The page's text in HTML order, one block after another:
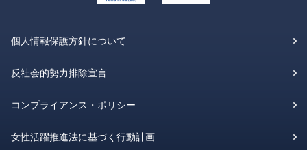
個人情報保護方針について
反社会的勢力排除宣言
コンプライアンス・ポリシー
女性活躍推進法に基づく行動計画